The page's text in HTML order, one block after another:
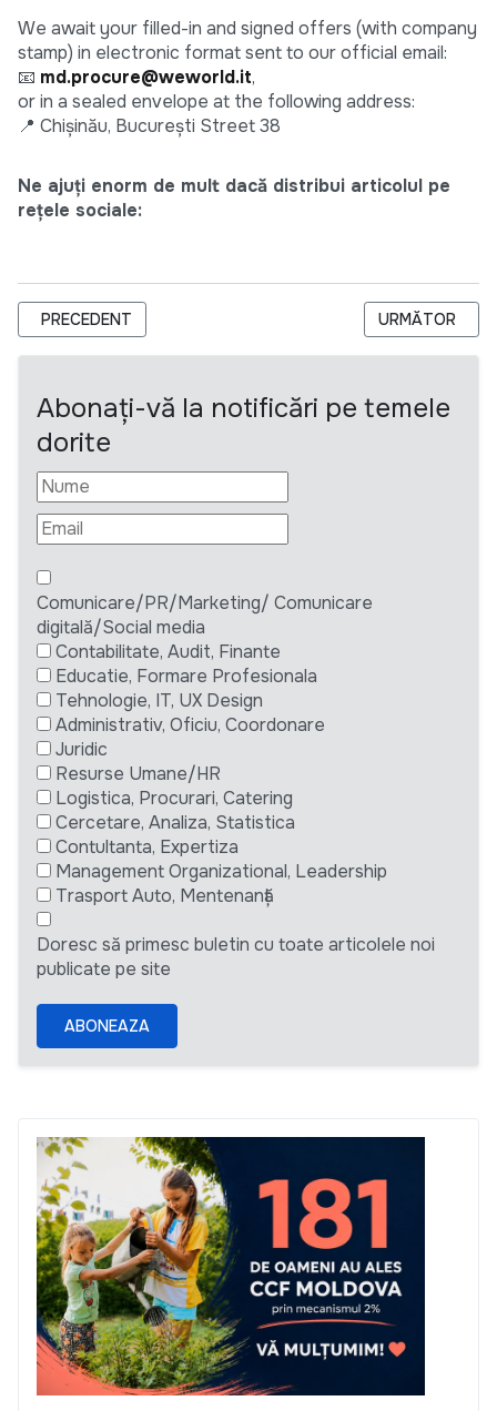
We await your filled-in and signed offers (with company
stamp) in electronic format sent to our official email:
📧 md.procure@weworld.it,
or in a sealed envelope at the following address:
📍 Chișinău, București Street 38
Ne ajuți enorm de mult dacă distribui articolul pe
rețele sociale:
ARTICOL PRECEDENT: USAID MOLDOVA INSTITUTIONAL
PRECEDENT ARTICOLUL
URMĂTOR
Abonați-vă la notificări pe temele
dorite
Comunicare/PR/Marketing/ Comunicare
digitală/Social media
Contabilitate, Audit, Finante
Educatie, Formare Profesionala
Tehnologie, IT, UX Design
Administrativ, Oficiu, Coordonare
Juridic
Resurse Umane/HR
Logistica, Procurari, Catering
Cercetare, Analiza, Statistica
Contultanta, Expertiza
Management Organizational, Leadership
Trasport Auto, Mentenanță
Doresc să primesc buletin cu toate articolele noi
publicate pe site
ABONEAZA